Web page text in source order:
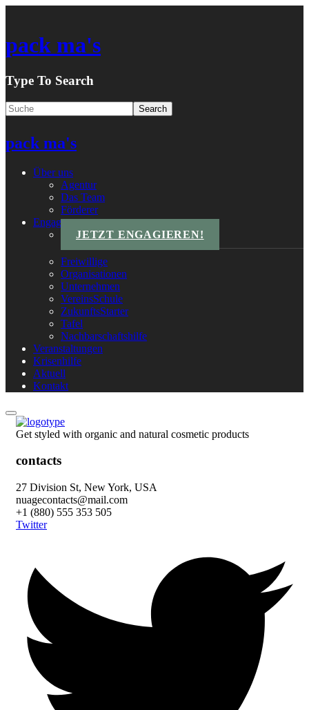
pack ma's
Type To Search
pack ma's
Über uns
Agentur
Das Team
Förderer
Engagements
JETZT ENGAGIEREN!
Freiwillige
Organisationen
Unternehmen
VereinsSchule
ZukunftsStarter
Tafel
Nachbarschaftshilfe
Veranstaltungen
Krisenhilfe
Aktuell
Kontakt
Get styled with organic and natural cosmetic products
contacts
27 Division St, New York, USA
nuagecontacts@mail.com
+1 (880) 555 353 505
Twitter